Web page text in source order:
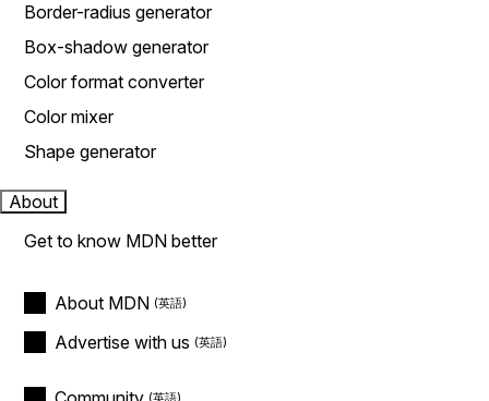
Border-radius generator
Box-shadow generator
Color format converter
Color mixer
Shape generator
About
Get to know MDN better
About MDN
Advertise with us